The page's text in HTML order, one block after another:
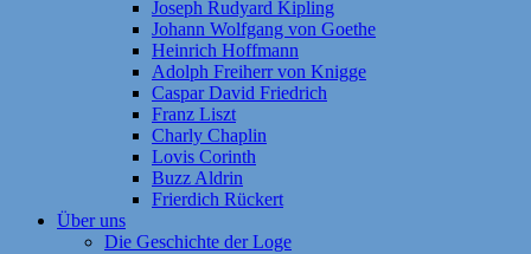
Aufklärung strebt die Freimaurerei noch
heute nach den Idealen „Freiheit,
Gleichheit, Brüderlichkeit, Toleranz und
Humanität“!
Joseph Rudyard Kipling
Johann Wolfgang von Goethe
Heinrich Hoffmann
Adolph Freiherr von Knigge
Caspar David Friedrich
Franz Liszt
Charly Chaplin
Lovis Corinth
Buzz Aldrin
Frierdich Rückert
Über uns
Die Geschichte der Loge